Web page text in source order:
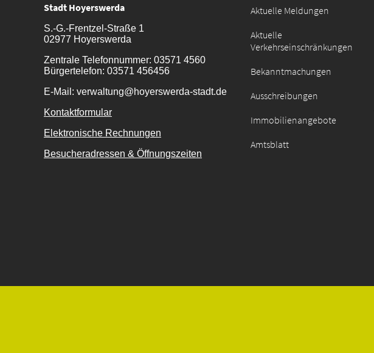
Stadt Hoyerswerda
S.-G.-Frentzel-Straße 1
02977 Hoyerswerda
Zentrale Telefonnummer: 03571 4560
Bürgertelefon: 03571 456456
E-Mail: verwaltung@hoyerswerda-stadt.de
Kontaktformular
Elektronische Rechnungen
Besucheradressen & Öffnungszeiten
Aktuelle Meldungen
Aktuelle
Verkehrseinschränkungen
Bekanntmachungen
Ausschreibungen
Immobilienangebote
Amtsblatt